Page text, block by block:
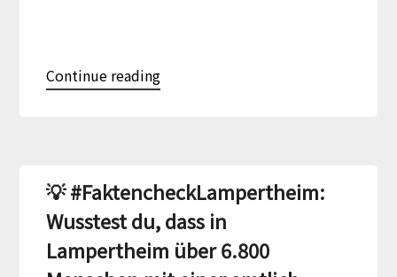
Continue reading
💡 #FaktencheckLampertheim:
Wusstest du, dass in
Lampertheim über 6.800